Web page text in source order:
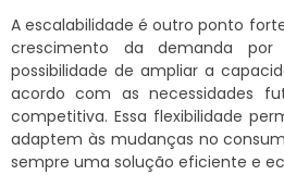
A escalabilidade é outro ponto
crescimento da demanda por
possibilidade de ampliar a
acordo com as necessidades
competitiva. Essa flexibilidade
adaptem às mudanças no
sempre uma solução eficiente e